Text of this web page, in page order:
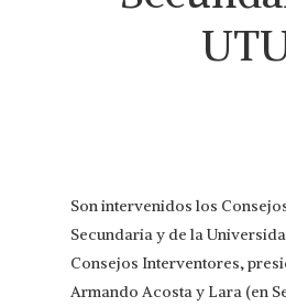
Son intervenidos los
Secundaria y de la
Consejos Interventores,
Armando Acosta y Lara (en